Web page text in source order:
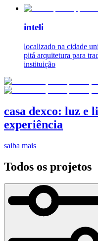
inteli
localizado na cidade
pitá arquitetura para
instituição
casa dexco: luz e
experiência
saiba mais
Todos os projetos